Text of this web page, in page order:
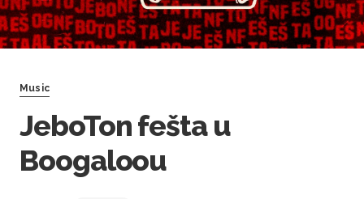
Music
JeboTon fešta u
Boogaloou